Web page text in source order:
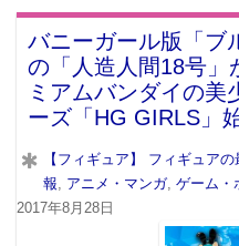
バニーガール版「ブ
の「人造人間18号」
ミアムバンダイの美
ーズ「HG GIRLS」
【フィギュア】 フィギュア
報, アニメ・マンガ, ゲーム・
2017年8月28日